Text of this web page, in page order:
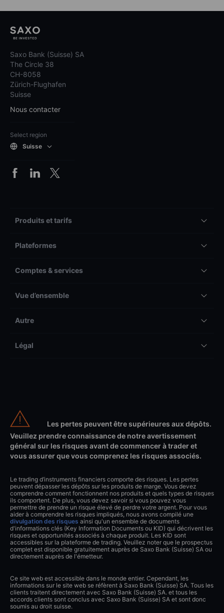
Saxo Bank (Suisse) SA
The Circle 38
CH-8058
Zürich-Flughafen
Suisse
Nous contacter
Select region
Suisse
Produits et tarifs
Plateformes
Comptes & services
Vue d’ensemble
Autre
Légal
Les pertes peuvent être supérieures aux dépôts.
Veuillez prendre connaissance de notre avertissement
général sur les risques avant de commencer à trader et
vous assurer que vous comprenez les risques associés.
Le trading d’instruments financiers comporte des risques. Les pertes
peuvent dépasser les dépôts sur les produits de marge. Vous devez
comprendre comment fonctionnent nos produits et quels types de risques
ils comportent. De plus, vous devez savoir si vous pouvez vous
permettre de prendre un risque élevé de perdre votre argent. Pour vous
aider à comprendre les risques impliqués, nous avons compilé une
divulgation des risques ainsi qu'un ensemble de documents
d'informations clés (Key Information Documents ou KID) qui décrivent les
risques et opportunités associés à chaque produit. Les KID sont
accessibles sur la plateforme de trading. Veuillez noter que le prospectus
complet est disponible gratuitement auprès de Saxo Bank (Suisse) SA ou
directement auprès de l'émetteur.
Ce site web est accessible dans le monde entier. Cependant, les
informations sur le site web se réfèrent à Saxo Bank (Suisse) SA. Tous les
clients traitent directement avec Saxo Bank (Suisse) SA. et tous les
accords clients sont conclus avec Saxo Bank (Suisse) SA et sont donc
soumis au droit suisse.